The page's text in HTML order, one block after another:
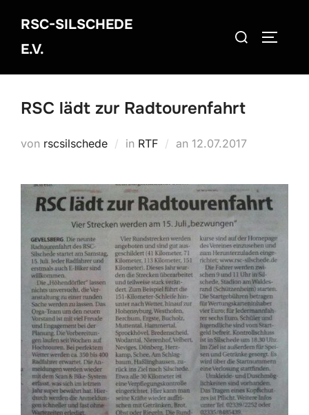
Inhalt
springen
RSC-SILSCHEDE
E.V.
Suchen
RSC lädt zur Radtourenfahrt
von rscsilschede in RTF an Veröffentlicht
12.07.2017